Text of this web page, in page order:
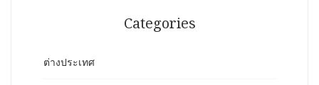
Categories
ต่างประเทศ